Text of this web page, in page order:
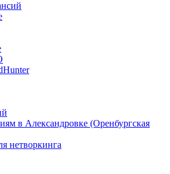
в Александровке (Оренбургская
нетворкинга